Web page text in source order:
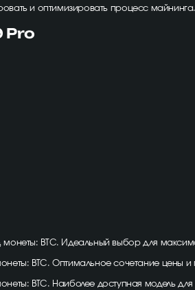
и оптимизировать процесс майнинга.
Pro
монеты: BTC. Идеальный выбор для
BTC. Оптимальное сочетание цены и
BTC. Наиболее доступная модель